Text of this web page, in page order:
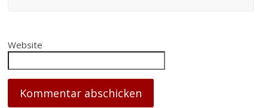
Website